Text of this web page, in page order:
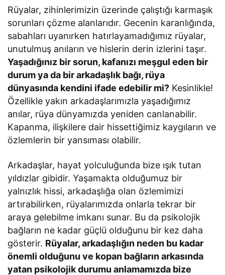
Rüyalar, zihinlerimizin üzerinde çalıştığı karmaşık
sorunları çözme alanlarıdır. Gecenin karanlığında,
sabahları uyanırken hatırlayamadığımız rüyalar,
unutulmuş anıların ve hislerin derin izlerini taşır.
Yaşadığınız bir sorun, kafanızı meşgul eden bir
durum ya da bir arkadaşlık bağı, rüya
dünyasında kendini ifade edebilir mi? Kesinlikle!
Özellikle yakın arkadaşlarımızla yaşadığımız
anılar, rüya dünyamızda yeniden canlanabilir.
Kapanma, ilişkilere dair hissettiğimiz kaygıların ve
özlemlerin bir yansıması olabilir.
Arkadaşlar, hayat yolculuğunda bize ışık tutan
yıldızlar gibidir. Yaşamakta olduğumuz bir
yalnızlık hissi, arkadaşlığa olan özlemimizi
artırabilirken, rüyalarımızda onlarla tekrar bir
araya gelebilme imkanı sunar. Bu da psikolojik
bağların ne kadar güçlü olduğunu bir kez daha
gösterir. Rüyalar, arkadaşlığın neden bu kadar
önemli olduğunu ve kopan bağların arkasında
yatan psikolojik durumu anlamamızda bize